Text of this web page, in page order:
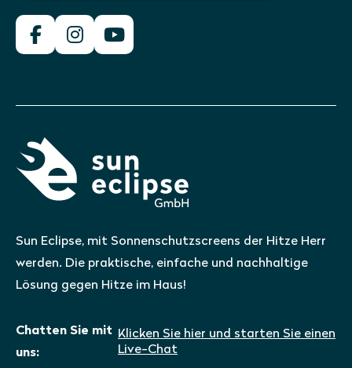
Sun Eclipse, mit Sonnenschutzscreens der Hitze Herr
werden. Die praktische, einfache und nachhaltige
Lösung gegen Hitze im Haus!
Chatten Sie mit
uns:
Klicken Sie hier und starten Sie einen
Live-Chat